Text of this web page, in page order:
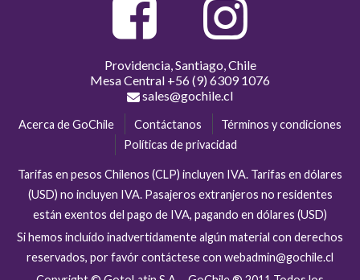
Providencia, Santiago, Chile
Mesa Central +56 (9) 6309 1076
sales@gochile.cl
Acerca de GoChile Contáctanos
Términos y condiciones
Políticas de privacidad
Tarifas en pesos Chilenos (CLP) incluyen IVA. Tarifas en dólares
(USD) no incluyen IVA. Pasajeros extranjeros no residentes
están exentos del pago de IVA, pagando en dólares (USD)
Si hemos incluído inadvertidamente algún material con derechos
reservados, por favór contáctese con webadmin@gochile.cl